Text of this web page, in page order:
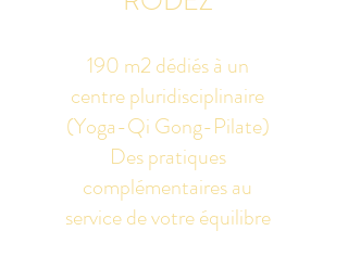
190 m2 dédiés à un
centre pluridisciplinaire
(Yoga-Qi Gong-Pilate)
Des pratiques
complémentaires au
service de votre équilibre